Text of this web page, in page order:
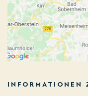
INFORMATIONEN